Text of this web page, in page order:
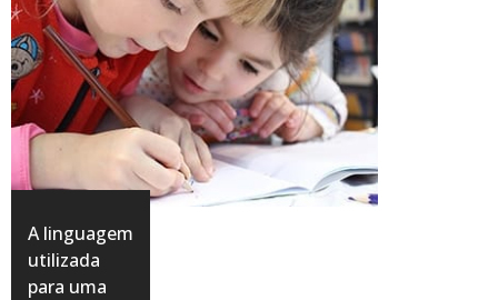
A linguagem
utilizada
para uma